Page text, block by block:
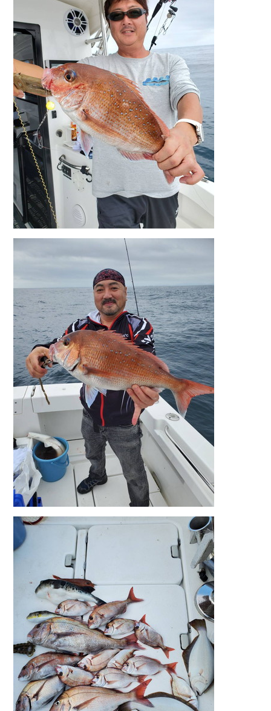
新艇・展示艇情報
求人情報 会社概要